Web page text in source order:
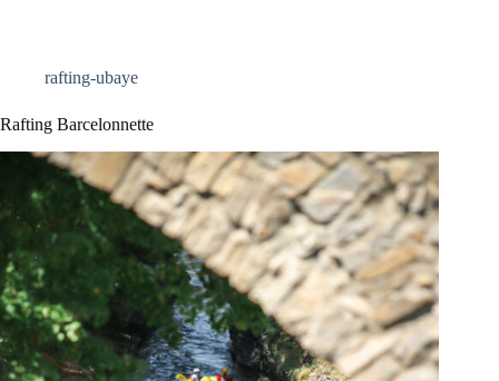
rafting-ubaye
Rafting Barcelonnette